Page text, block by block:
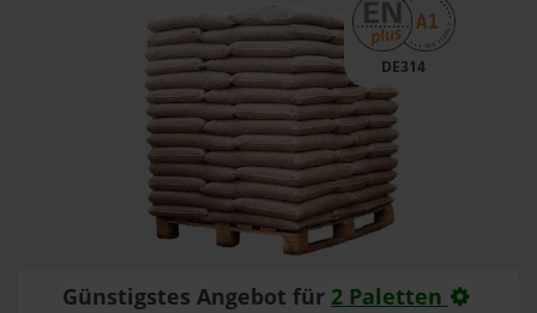
DE314
Günstigstes Angebot für 2 Paletten